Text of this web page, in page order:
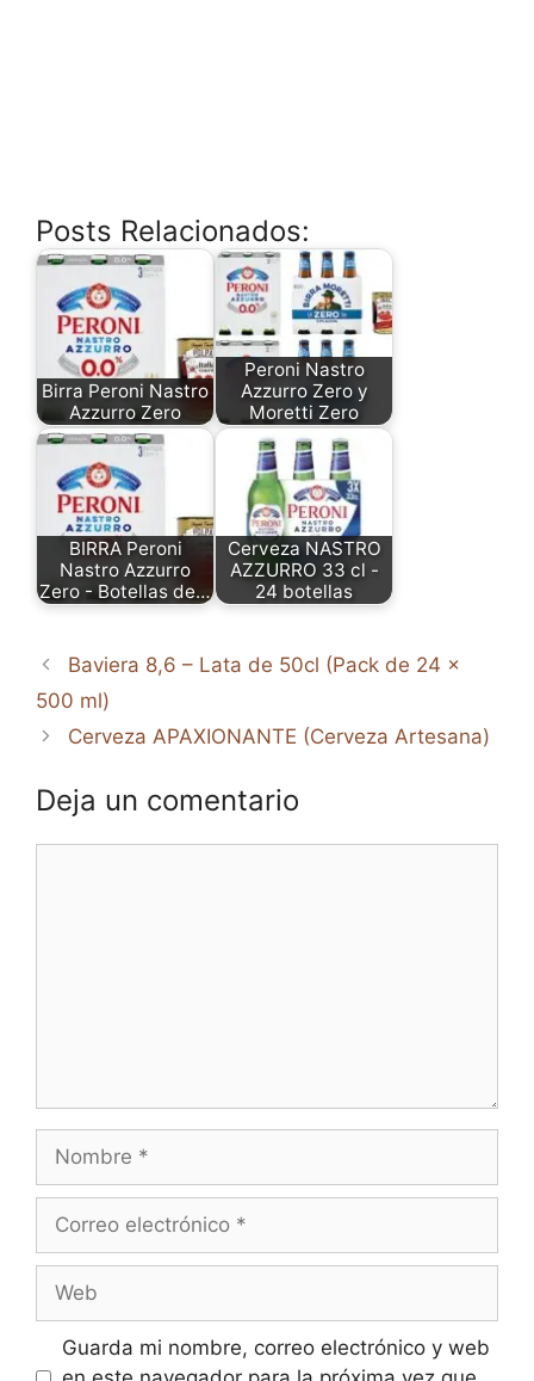
Posts Relacionados:
Birra Peroni Nastro
Azzurro Zero
Peroni Nastro
Azzurro Zero y
Moretti Zero
BIRRA Peroni
Nastro Azzurro
Zero - Botellas de…
Cerveza NASTRO
AZZURRO 33 cl -
24 botellas
Baviera 8,6 – Lata de 50cl (Pack de 24 x
500 ml)
Cerveza APAXIONANTE (Cerveza Artesana)
Deja un comentario
Nombre
Correo
Web
Guarda mi nombre, correo electrónico y web